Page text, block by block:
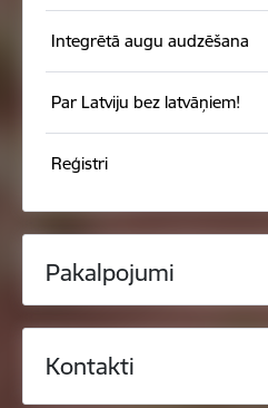
Integrētā augu audzēšana
Par Latviju bez latvāņiem!
Reģistri
Pakalpojumi
Kontakti